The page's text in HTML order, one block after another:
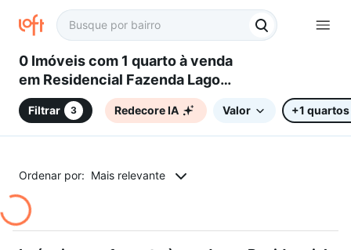
0 Imóveis com 1 quarto à venda
em Residencial Fazenda Lagoa,
Campinas, SP
Filtrar 3 Redecore IA Valor +1 quartos
Ordenar por: Mais relevante